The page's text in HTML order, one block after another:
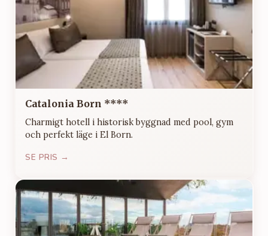
Catalonia Born ****
Charmigt hotell i historisk byggnad med pool, gym
och perfekt läge i El Born.
SE PRIS →